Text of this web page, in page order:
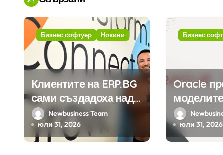
и
я
Бизнес софтуер Новини
Клиентите на ERP.BG
сами създадоха над
450 приложения за
ERP системата с
помощта на
Newbusiness Team
юли 31, 2026
Бизнес
Oracle
Google
клиенти
юли 31, 2026